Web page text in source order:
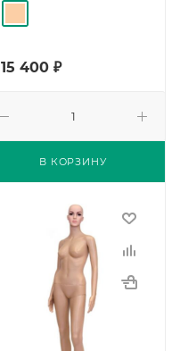
В КОРЗИНУ
15 400₽